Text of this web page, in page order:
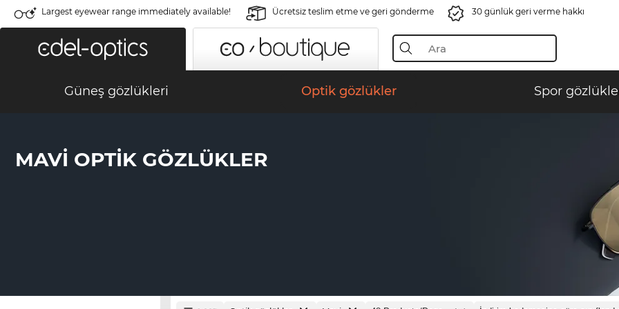
Largest eyewear range immediately available! Ücretsiz teslim etme ve geri gönderme 30 günlük geri verme hakkı
Güneş gözlükleri Optik gözlükler Spor
MAVI OPTIK GÖZLÜKLER